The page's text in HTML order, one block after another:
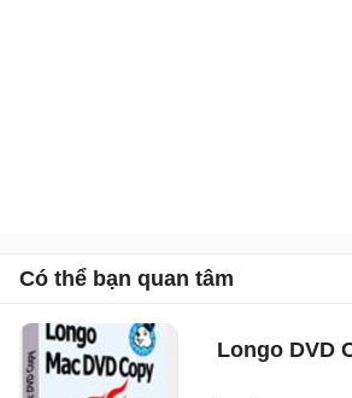
Có thể bạn quan tâm
Longo DVD